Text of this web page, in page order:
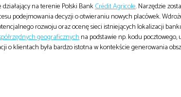
na terenie Polski BankCrédit Agricole. Narzędzie
podejmowania decyzji o otwieraniu nowych placówek.
rozwoju oraz ocenę sieci istniejących lokalizacji
geograficznychna podstawie np. kodu pocztowego,
o klientach była bardzo istotna w kontekście generowania